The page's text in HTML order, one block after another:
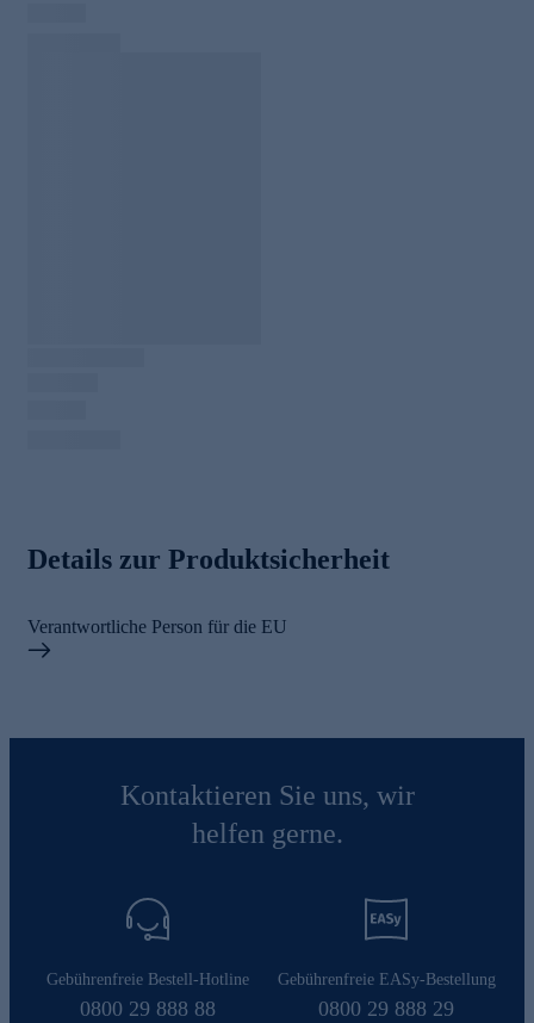
Details zur Produktsicherheit
Verantwortliche Person für die EU
Kontaktieren Sie uns, wir
helfen gerne.
Gebührenfreie Bestell-Hotline
0800 29 888 88
Gebührenfreie EASy-Bestellung
0800 29 888 29